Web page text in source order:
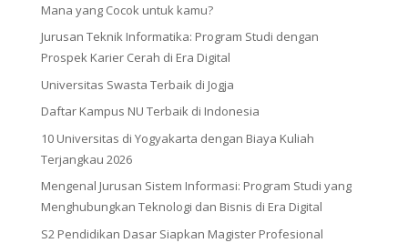
Mana yang Cocok untuk kamu?
Jurusan Teknik Informatika: Program Studi dengan
Prospek Karier Cerah di Era Digital
Universitas Swasta Terbaik di Jogja
Daftar Kampus NU Terbaik di Indonesia
10 Universitas di Yogyakarta dengan Biaya Kuliah
Terjangkau 2026
Mengenal Jurusan Sistem Informasi: Program Studi yang
Menghubungkan Teknologi dan Bisnis di Era Digital
S2 Pendidikan Dasar Siapkan Magister Profesional